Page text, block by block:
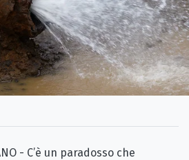
- C’è un paradosso che